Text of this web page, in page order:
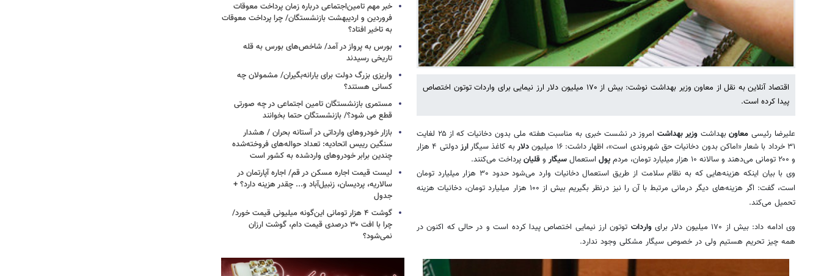
اقتصاد آنلاین به نقل از معاون وزیر بهداشت نوشت: بیش از ۱۷۰ میلیون دلار ارز نیمایی برای واردات توتون اختصاص
پیدا کرده است.
علیرضا رئیسی معاونبهداشتوزیر بهداشت
امروز در نشست خبری به مناسبت هفته ملی بدون دخانیات که از ۲۵ لغایت
۳۱ خرداد با شعار «اماکن بدون دخانیات حق شهروندی است»، اظهار داشت: ۱۶ میلیون
دلاربه کاغذ سیگارارز
دولتی ۴ هزار
و ۲۰۰ تومانی می‌دهند و سالانه ۱۰ هزار میلیارد تومان، مردم
پول استعمال سیگار و قلیان پرداخت می‌کنند.
وی با بیان اینکه هزینه‌هایی که به نظام سلامت از طریق استعمال دخانیات وارد می‌شود حدود ۳۰ هزار میلیارد تومان
است، گفت: اگر هزینه‌های دیگر درمانی مرتبط با آن را نیز درنظر بگیریم بیش از ۱۰۰ هزار میلیارد تومان، دخانیات هزینه
تحمیل می‌کند.
وی ادامه داد: بیش از ۱۷۰ میلیون دلار برای
واردات توتون ارز نیمایی اختصاص پیدا کرده است و در حالی که اکنون در
همه چیز تحریم هستیم ولی در خصوص سیگار مشکلی وجود ندارد.
خبر مهم تامین‌اجتماعی درباره زمان پرداخت معوقات
فروردین و اردیبهشت بازنشستگان/ چرا پرداخت معوقات
به تاخیر افتاد؟
بورس به پرواز در آمد/ شاخص‌های بورس به قله
تاریخی رسیدند
واریزی بزرگ دولت برای یارانه‌بگیران/ مشمولان چه
کسانی هستند؟
مستمری بازنشستگان تامین اجتماعی در چه صورتی
قطع می شود؟/ بازنشستگان حتما بخوانند
بازار خودروهای وارداتی در آستانه بحران / هشدار
سنگین رییس اتحادیه: تعداد حواله‌های فروخته‌شده
چندین برابر خودروهای واردشده به کشور است
لیست قیمت اجاره مسکن در قم/ اجاره آپارتمان در
سالاریه، پردیسان، زنبیل‌آباد و... چقدر هزینه دارد؟ +
جدول
گوشت ۴ هزار تومانی این‌گونه میلیونی قیمت خورد/
چرا با افت ۳۰ درصدی قیمت دام، گوشت ارزان
نمی‌شود؟